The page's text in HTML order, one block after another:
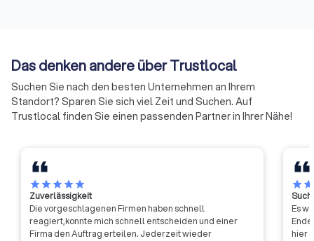
wirtschaftlich erfolgreicher
Berufsausübung seiner
Mitglieder.
an.
Das denken andere über Trustlocal
Suchen Sie nach den besten Unternehmen an Ihrem
Standort? Sparen Sie sich viel Zeit und Suchen. Auf
Trustlocal finden Sie einen passenden Partner in Ihrer Nähe!
starstarstarstarstar
Zuverlässigkeit
Die vorgeschlagenen Firmen haben schnell
reagiert,konnte mich schnell entscheiden und einer
Firma den Auftrag erteilen. Jederzeit wieder
starstar
Es
hier